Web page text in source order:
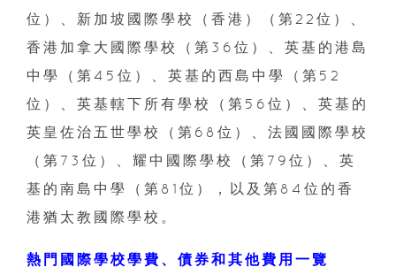
位）、新加坡國際學校（香港）（第22位）、
香港加拿大國際學校（第36位）、英基的港島
中學（第45位）、英基的西島中學（第52
位）、英基轄下所有學校（第56位）、英基的
英皇佐治五世學校（第68位）、法國國際學校
（第73位）、耀中國際學校（第79位）、英
基的南島中學（第81位），以及第84位的香
港猶太教國際學校。
熱門國際學校學費、債券和其他費用一覽